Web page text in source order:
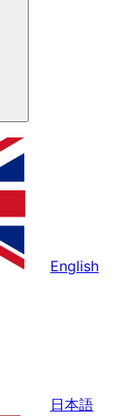
English
日本語